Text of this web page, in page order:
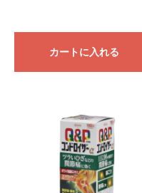
カートに入れる